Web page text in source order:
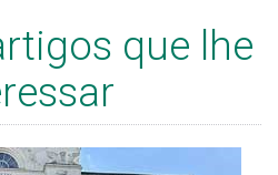
que lhe